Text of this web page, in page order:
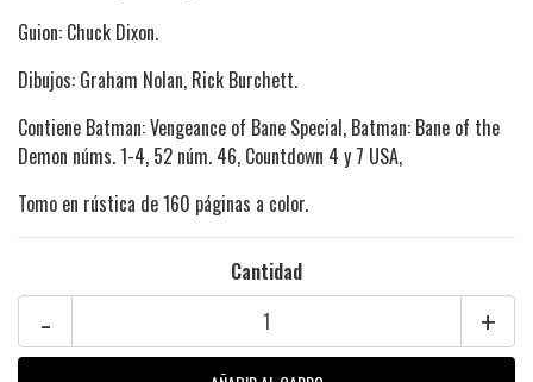
Guion: Chuck Dixon.
Dibujos: Graham Nolan, Rick Burchett.
Contiene Batman: Vengeance of Bane Special, Batman: Bane of the
Demon núms. 1-4, 52 núm. 46, Countdown 4 y 7 USA,
Tomo en rústica de 160 páginas a color.
Cantidad
+
-